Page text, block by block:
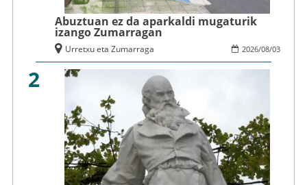
Abuztuan ez da aparkaldi mugaturik
izango Zumarragan
2026/08/03
Urretxu eta Zumarraga
2